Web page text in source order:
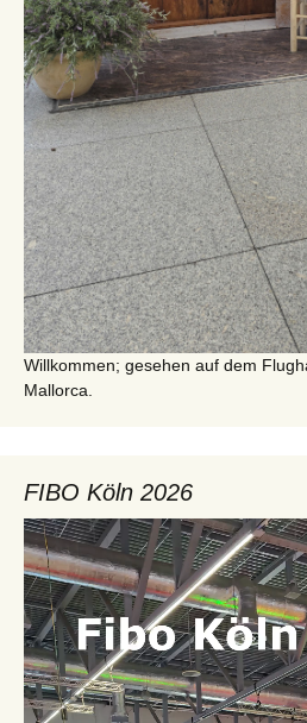
Willkommen; gesehen auf dem
Mallorca.
FIBO Köln 2026
Video-
Player